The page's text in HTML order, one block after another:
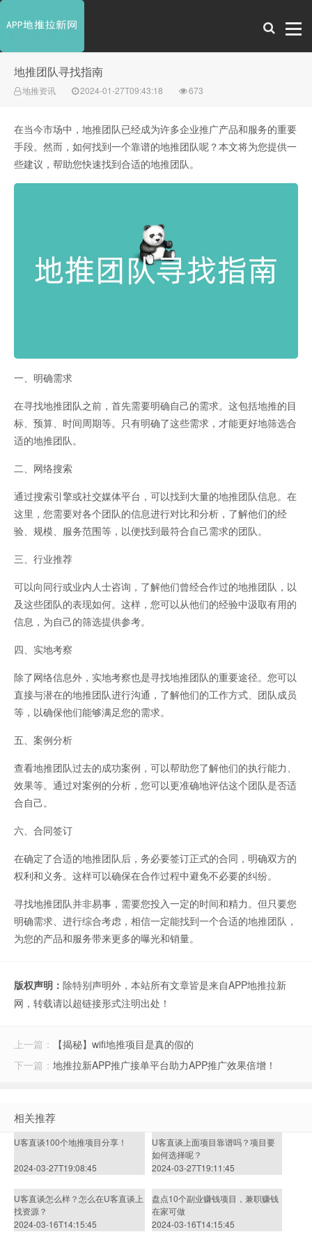
地推团队寻找指南
地推资讯 2024-01-27T09:43:18 673
在当今市场中，地推团队已经成为许多企业推广产品和服务的重要
手段。然而，如何找到一个靠谱的地推团队呢？本文将为您提供一
些建议，帮助您快速找到合适的地推团队。
一、明确需求
在寻找地推团队之前，首先需要明确自己的需求。这包括地推的目
标、预算、时间周期等。只有明确了这些需求，才能更好地筛选合
适的地推团队。
二、网络搜索
通过搜索引擎或社交媒体平台，可以找到大量的地推团队信息。在
这里，您需要对各个团队的信息进行对比和分析，了解他们的经
验、规模、服务范围等，以便找到最符合自己需求的团队。
三、行业推荐
可以向同行或业内人士咨询，了解他们曾经合作过的地推团队，以
及这些团队的表现如何。这样，您可以从他们的经验中汲取有用的
信息，为自己的筛选提供参考。
四、实地考察
除了网络信息外，实地考察也是寻找地推团队的重要途径。您可以
直接与潜在的地推团队进行沟通，了解他们的工作方式、团队成员
等，以确保他们能够满足您的需求。
五、案例分析
查看地推团队过去的成功案例，可以帮助您了解他们的执行能力、
效果等。通过对案例的分析，您可以更准确地评估这个团队是否适
合自己。
六、合同签订
在确定了合适的地推团队后，务必要签订正式的合同，明确双方的
权利和义务。这样可以确保在合作过程中避免不必要的纠纷。
寻找地推团队并非易事，需要您投入一定的时间和精力。但只要您
明确需求、进行综合考虑，相信一定能找到一个合适的地推团队，
为您的产品和服务带来更多的曝光和销量。
版权声明： 除特别声明外，本站所有文章皆是来自APP地推拉新
网，转载请以超链接形式注明出处！
上一篇：
【揭秘】wifi地推项目是真的假的
下一篇： 地推拉新APP推广接单平台助力APP推广效果倍增！
相关推荐
U客直谈100个地推项目分享！
2024-03-27T19:08:45
U客直谈上面项目靠谱吗？项目要
如何选择呢？
2024-03-27T19:11:45
U客直谈怎么样？怎么在U客直谈上
找资源？
2024-03-16T14:15:45
盘点10个副业赚钱项目，兼职赚钱
在家可做
2024-03-16T14:15:45